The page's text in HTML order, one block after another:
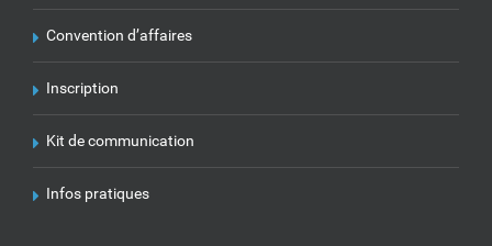
Convention d’affaires
Inscription
Kit de communication
Infos pratiques